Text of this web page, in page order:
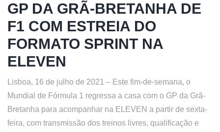
GP DA GRÃ-BRETANHA DE
F1 COM ESTREIA DO
FORMATO SPRINT NA
ELEVEN
Lisboa, 16 de julho de 2021 – Este fim-de-semana, o
Mundial de Fórmula 1 regressa a casa com o GP da Grã-
Bretanha para acompanhar na ELEVEN a partir de sexta-
feira, com transmissão dos treinos livres, qualificação e